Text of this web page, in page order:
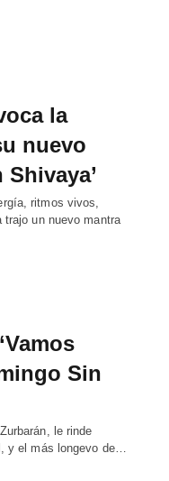
la
nuevo
ritmos vivos,
un nuevo mantra
Sin
le rinde
y el más longevo de…